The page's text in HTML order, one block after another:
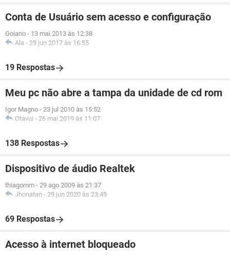
Conta de Usuário sem acesso e configuração
Goiano - 13 mai 2013 às 12:38
Ala - 29 jun 2017 às 16:55
19 Respostas
Meu pc não abre a tampa da unidade de cd rom
Igor Magno - 23 jul 2010 às 15:52
Otavui - 26 mai 2019 às 11:07
138 Respostas
Dispositivo de áudio Realtek
thiagomm - 29 ago 2009 às 21:37
Jhonatan - 29 jun 2020 às 23:49
69 Respostas
Acesso à internet bloqueado